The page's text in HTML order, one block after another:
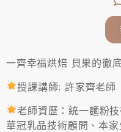
一齊幸福烘焙 貝果的徹
授課講師: 許家齊老師
老師資歷：統一麵粉
華冠乳品技術顧問、本